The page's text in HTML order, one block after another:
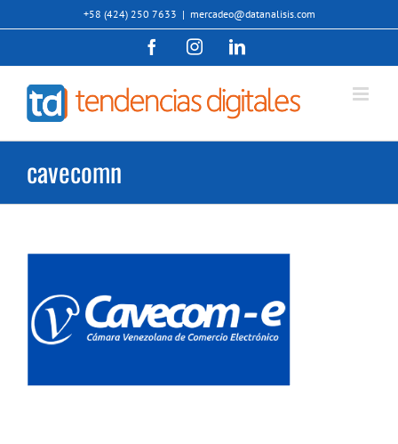
al
+58 (424) 250 7633 | mercadeo@datanalisis.com
FacebookInstagramLinkedIn
cavecomn